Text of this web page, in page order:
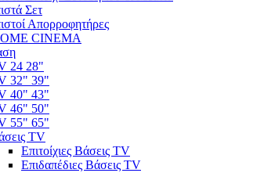
Σετ
Απορροφητήρες
CINEMA
24 28"
32" 39"
40" 43"
46" 50"
55" 65"
TV
Επιτοίχιες Βάσεις TV
Επιδαπέδιες Βάσεις TV